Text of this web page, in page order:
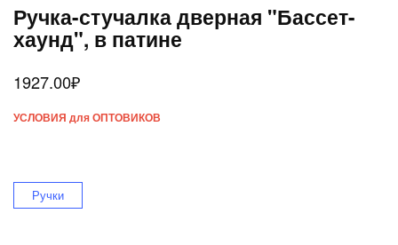
Ручка-стучалка дверная "Бассет-
хаунд", в патине
1927.00₽
УСЛОВИЯ для ОПТОВИКОВ
Ручки